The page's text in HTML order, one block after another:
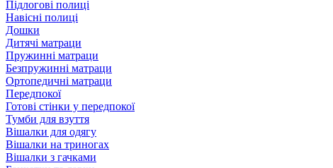
Підлогові полиці
Навісні полиці
Дошки
Дитячі матраци
Пружинні матраци
Безпружинні матраци
Ортопедичні матраци
Передпокої
Готові стінки у передпокої
Тумби для взуття
Вішалки для одягу
Вішалки на триногах
Вішалки з гачками